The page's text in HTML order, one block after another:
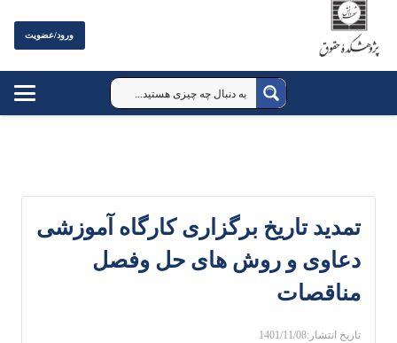
ورود/عضویت
تمدید تاریخ برگزاری کارگاه آموزشی
دعاوی و روش های حل وفصل
مناقصات
تاریخ انتشار:1401/11/08